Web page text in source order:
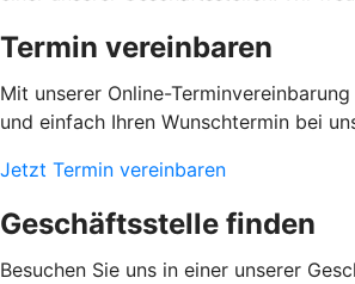
Termin vereinbaren
Mit unserer Online-
und einfach Ihren Wunschtermin bei
Jetzt Termin vereinbaren
Geschäftsstelle finden
Besuchen Sie uns in einer unserer